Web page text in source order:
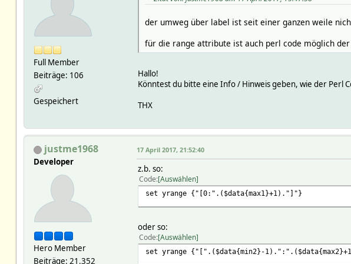
Full Member
Beiträge: 106
Gespeichert
der umweg über label ist seit einer ganzen weile
für die range attribute ist auch perl code möglich
Hallo!
Könntest du bitte eine Info / Hinweis geben, wie der Perl
THX
justme1968
Developer
Hero Member
Beiträge: 21.352
17 April 2017, 21:52:40
z.b. so:
Code Auswählen
set yrange {"[0:".($data{max1}+1)."]"}
oder so:
Code Auswählen
set yrange {"[".($data{min2}-